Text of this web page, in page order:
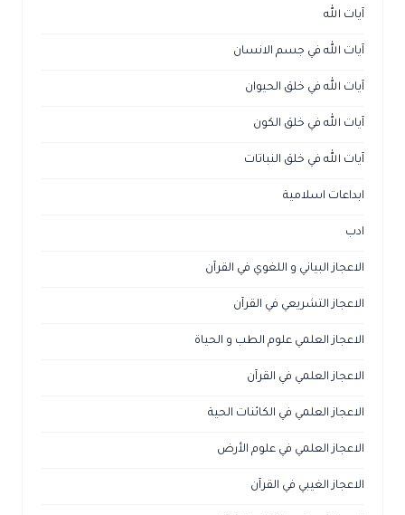
آيات الله
آيات الله في جسم الانسان
آيات الله في خلق الحيوان
آيات الله في خلق الكون
آيات الله في خلق النباتات
ابداعات اسلامية
ادب
الاعجاز البياني و اللغوي في القرآن
الاعجاز التشريعي في القرآن
الاعجاز العلمي علوم الطب و الحياة
الاعجاز العلمي في القرآن
الاعجاز العلمي في الكائنات الحية
الاعجاز العلمي في علوم الأرض
الاعجاز الغيبي في القرآن